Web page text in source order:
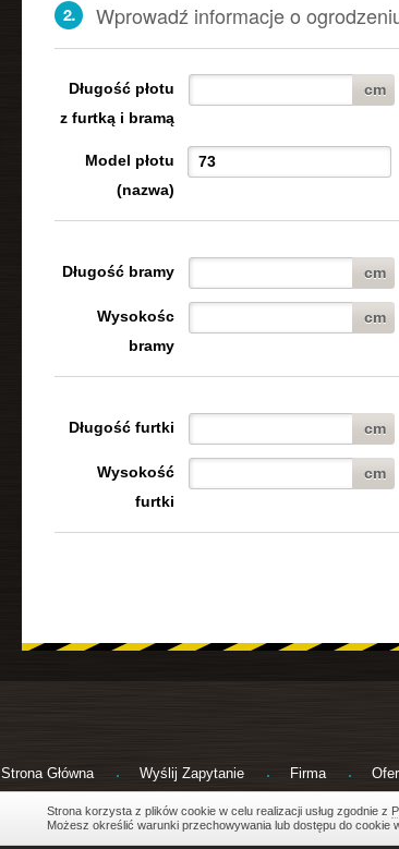
Wprowadź informacje o
Długość płotu
z furtką i bramą
cm
Model płotu
(nazwa)
Długość bramy cm
Wysokośc
bramy
cm
Długość furtki cm
Wysokość
furtki
cm
Strona Główna Wyślij Zapytanie Firma
Strona korzysta z plików cookie w celu realizacji usług zgodnie z
Możesz określić warunki przechowywania lub dostępu do cookie